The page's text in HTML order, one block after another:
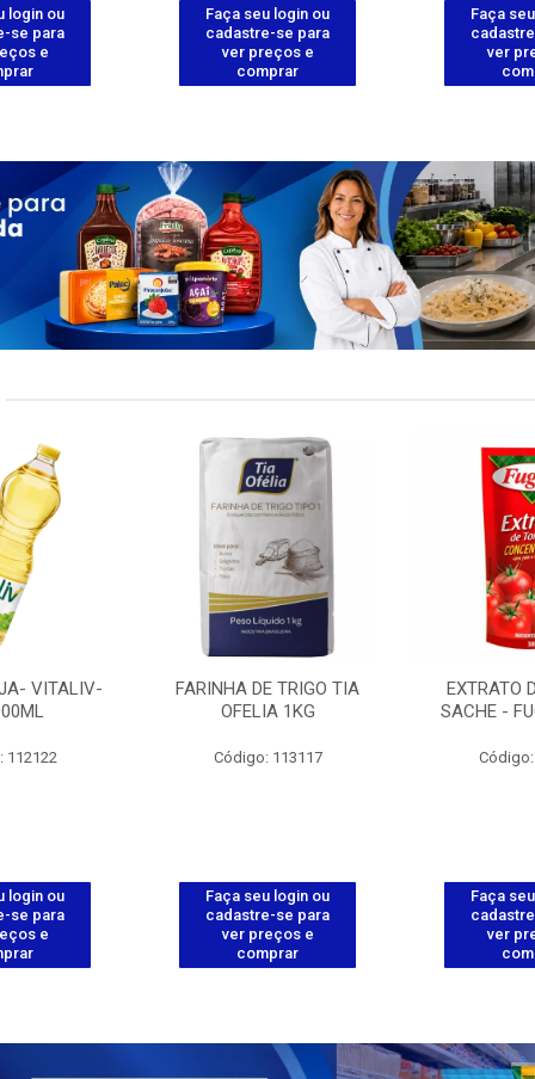
login ou
se para
e
Faça seu login ou
cadastre-se para
ver preços e
comprar
Faça
ver
VITALIV-
112122
login ou
se para
e
FARINHA DE TRIGO TIA
OFELIA 1KG
Código: 113117
Faça seu login ou
cadastre-se para
ver preços e
comprar
EXTRATO
SACHE -
Faça
ver